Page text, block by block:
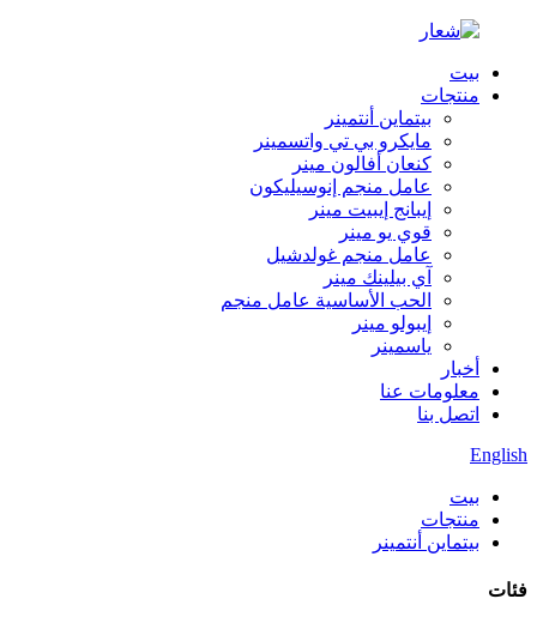
بيت
منتجات
بيتماين أنتمينر
مايكرو بي تي واتسمينر
كنعان أفالون مينر
عامل منجم إنوسيليكون
إيبانج إيبيت مينر
قوي يو مينر
عامل منجم غولدشيل
آي بيلينك مينر
الحب الأساسية عامل منجم
إيبولو مينر
ياسمينر
أخبار
معلومات عنا
اتصل بنا
English
بيت
منتجات
بيتماين أنتمينر
فئات